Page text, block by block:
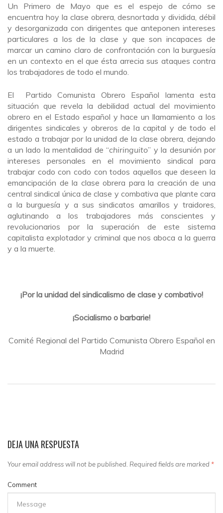
Un Primero de Mayo que es el espejo de cómo se
encuentra hoy la clase obrera, desnortada y dividida, débil
y desorganizada con dirigentes que anteponen intereses
particulares a los de la clase y que son incapaces de
marcar un camino claro de confrontación con la burguesía
en un contexto en el que ésta arrecia sus ataques contra
los trabajadores de todo el mundo.
El Partido Comunista Obrero Español lamenta esta
situación que revela la debilidad actual del movimiento
obrero en el Estado español y hace un llamamiento a los
dirigentes sindicales y obreros de la capital y de todo el
estado a trabajar por la unidad de la clase obrera, dejando
a un lado la mentalidad de “chiringuito” y la desunión por
intereses personales en el movimiento sindical para
trabajar codo con codo con todos aquellos que deseen la
emancipación de la clase obrera para la creación de una
central sindical única de clase y combativa que plante cara
a la burguesía y a sus sindicatos amarillos y traidores,
aglutinando a los trabajadores más conscientes y
revolucionarios por la superación de este sistema
capitalista explotador y criminal que nos aboca a la guerra
y a la muerte.
¡Por la unidad del sindicalismo de clase y combativo!
¡Socialismo o barbarie!
Comité Regional del Partido Comunista Obrero Español en
Madrid
DEJA UNA RESPUESTA
Your email address will not be published. Required fields are marked *
Comment